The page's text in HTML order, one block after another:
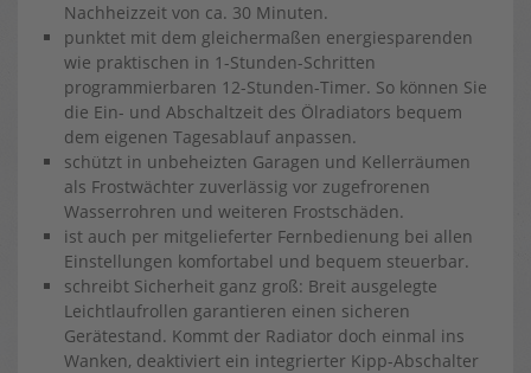
Nachheizzeit von ca. 30 Minuten.
punktet mit dem gleichermaßen energiesparenden
wie praktischen in 1-Stunden-Schritten
programmierbaren 12-Stunden-Timer. So können Sie
die Ein- und Abschaltzeit des Ölradiators bequem
dem eigenen Tagesablauf anpassen.
schützt in unbeheizten Garagen und Kellerräumen
als Frostwächter zuverlässig vor zugefrorenen
Wasserrohren und weiteren Frostschäden.
ist auch per mitgelieferter Fernbedienung bei allen
Einstellungen komfortabel und bequem steuerbar.
schreibt Sicherheit ganz groß: Breit ausgelegte
Leichtlaufrollen garantieren einen sicheren
Gerätestand. Kommt der Radiator doch einmal ins
Wanken, deaktiviert ein integrierter Kipp-Abschalter